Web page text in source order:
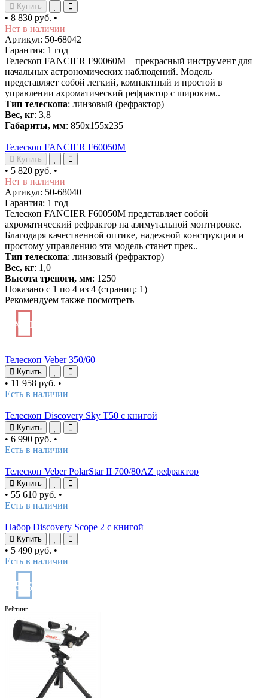
Купить
• 8 830 руб. •
Нет в наличии
Артикул: 50-68042
Гарантия: 1 год
Телескоп FANCIER F90060M – прекрасный инструмент для
начальных астрономических наблюдений. Модель
представляет собой легкий, компактный и простой в
управлении ахроматический рефрактор с широким..
Тип телескопа: линзовый (рефрактор)
Вес, кг: 3,8
Габариты, мм: 850х155х235
Телескоп FANCIER F60050M
Купить
• 5 820 руб. •
Нет в наличии
Артикул: 50-68040
Гарантия: 1 год
Телескоп FANCIER F60050M представляет собой
ахроматический рефрактор на азимутальной монтировке.
Благодаря качественной оптике, надежной конструкции и
простому управлению эта модель станет прек..
Тип телескопа: линзовый (рефрактор)
Вес, кг: 1,0
Высота треноги, мм: 1250
Показано с 1 по 4 из 4 (страниц: 1)
Рекомендуем также посмотреть
ХИТ
Телескоп Veber 350/60
Купить
• 11 958 руб. •
Есть в наличии
Телескоп Discovery Sky T50 с книгой
Купить
• 6 990 руб. •
Есть в наличии
Телескоп Veber PolarStar II 700/80AZ рефрактор
Купить
• 55 610 руб. •
Есть в наличии
Набор Discovery Scope 2 с книгой
Купить
• 5 490 руб. •
Есть в наличии
5 /5
Рейтинг